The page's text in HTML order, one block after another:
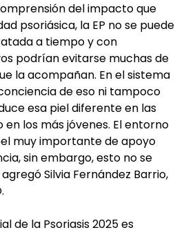
del impacto que
psoriásica, la EP no se puede
a tiempo y con
podrían evitarse muchas de
la acompañan. En el sistema
de eso ni tampoco
esa piel diferente en las
los más jóvenes. El entorno
muy importante de apoyo
sin embargo, esto no se
Silvia Fernández Barrio,
de la Psoriasis 2025 es